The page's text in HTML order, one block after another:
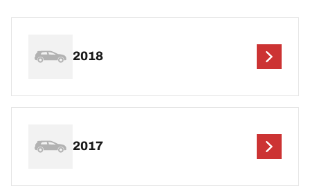
2018
2017